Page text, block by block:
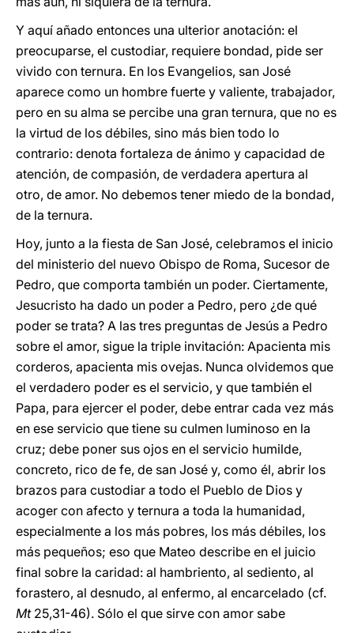
Y aquí añado entonces una ulterior anotación: el
preocuparse, el custodiar, requiere bondad, pide ser
vivido con ternura. En los Evangelios, san José
aparece como un hombre fuerte y valiente, trabajador,
pero en su alma se percibe una gran ternura, que no es
la virtud de los débiles, sino más bien todo lo
contrario: denota fortaleza de ánimo y capacidad de
atención, de compasión, de verdadera apertura al
otro, de amor. No debemos tener miedo de la bondad,
de la ternura.
Hoy, junto a la fiesta de San José, celebramos el inicio
del ministerio del nuevo Obispo de Roma, Sucesor de
Pedro, que comporta también un poder. Ciertamente,
Jesucristo ha dado un poder a Pedro, pero ¿de qué
poder se trata? A las tres preguntas de Jesús a Pedro
sobre el amor, sigue la triple invitación: Apacienta mis
corderos, apacienta mis ovejas. Nunca olvidemos que
el verdadero poder es el servicio, y que también el
Papa, para ejercer el poder, debe entrar cada vez más
en ese servicio que tiene su culmen luminoso en la
cruz; debe poner sus ojos en el servicio humilde,
concreto, rico de fe, de san José y, como él, abrir los
brazos para custodiar a todo el Pueblo de Dios y
acoger con afecto y ternura a toda la humanidad,
especialmente a los más pobres, los más débiles, los
más pequeños; eso que Mateo describe en el juicio
final sobre la caridad: al hambriento, al sediento, al
forastero, al desnudo, al enfermo, al encarcelado (cf.
Mt25,31-46). Sólo el que sirve con amor sabe